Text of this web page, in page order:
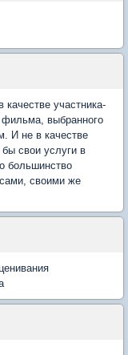
участника-
фильма, выбранного
И не в качестве
свои услуги в
большинство
своими же